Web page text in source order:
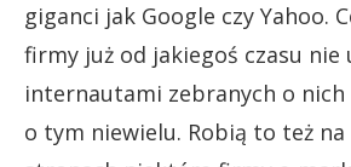
giganci jak Google czy Yahoo.
firmy już od jakiegoś czasu nie
internautami zebranych o nich
o tym niewielu. Robią to też na